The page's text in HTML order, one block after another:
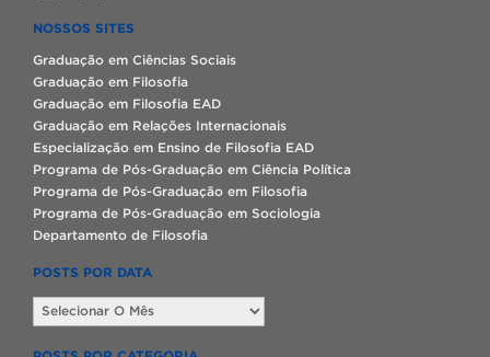
NOSSOS SITES
Graduação em Ciências Sociais
Graduação em Filosofia
Graduação em Filosofia EAD
Graduação em Relações Internacionais
Especialização em Ensino de Filosofia EAD
Programa de Pós-Graduação em Ciência Política
Programa de Pós-Graduação em Filosofia
Programa de Pós-Graduação em Sociologia
Departamento de Filosofia
POSTS POR DATA
Posts
por